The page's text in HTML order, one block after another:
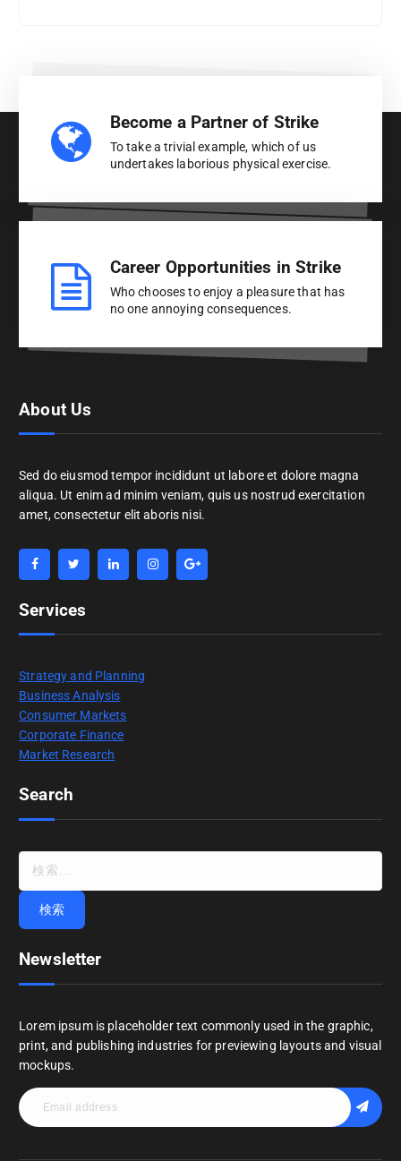
Become a Partner of Strike
To take a trivial example, which of us
undertakes laborious physical exercise.
Career Opportunities in Strike
Who chooses to enjoy a pleasure that has
no one annoying consequences.
About Us
Sed do eiusmod tempor incididunt ut labore et dolore magna
aliqua. Ut enim ad minim veniam, quis us nostrud exercitation
amet, consectetur elit aboris nisi.
Services
Strategy and Planning
Business Analysis
Consumer Markets
Corporate Finance
Market Research
Search
:
Newsletter
Lorem ipsum is placeholder text commonly used in the graphic,
print, and publishing industries for previewing layouts and visual
mockups.